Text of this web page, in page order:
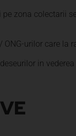
pe zona colectarii
ONG-urilor care
in